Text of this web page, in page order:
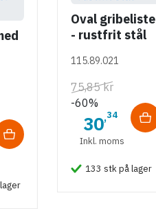
-
Oval gribeliste
- rustfrit stål
115.89.021
75,85 kr
-60%
30,34
Inkl. moms
133 stk på lager